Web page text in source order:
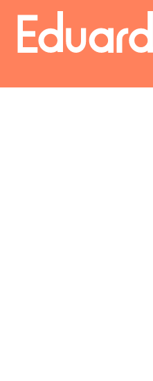
Overslaan
naar
gaan